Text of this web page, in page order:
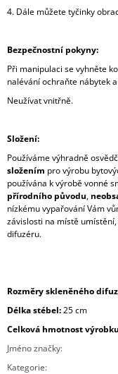
4. Dále můžete tyčinky
Bezpečnostní pokyny:
Při manipulaci se vyhněte
nalévání ochraňte nábytek
Neužívat vnitřně.
Složení:
Používáme výhradně
složením pro výrobu
používána k výrobě vonné
přírodního původu,
nízkému vypařování Vám
závislosti na místě
difuzéru.
Rozměry skleněného
Délka stébel:25 cm
Celková hmotnost
Jméno značky:
Kategorie: